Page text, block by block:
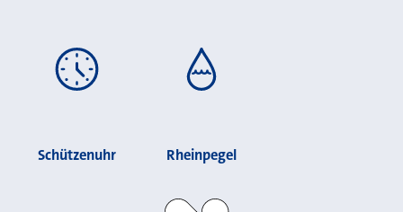
Schützenuhr Rheinpegel